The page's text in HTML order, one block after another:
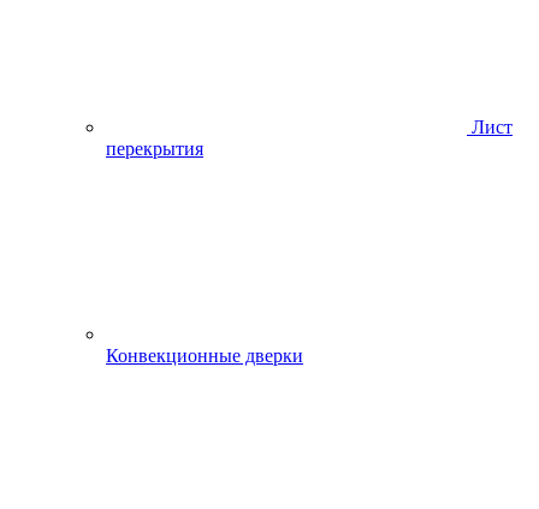
Лист
перекрытия
Конвекционные дверки